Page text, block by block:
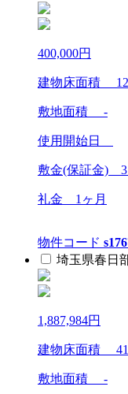
400,000円
建物床面積
敷地面積 -
使用開始日
敷金(保証金)
礼金 1ヶ月
物件コード
埼玉県春日
1,887,984円
建物床面積
敷地面積 -